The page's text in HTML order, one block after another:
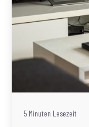
5 Minuten Lesezeit